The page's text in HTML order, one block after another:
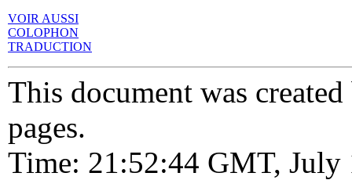
VOIR AUSSI
COLOPHON
TRADUCTION
This document was
pages.
Time: 21:52:44 GMT, July